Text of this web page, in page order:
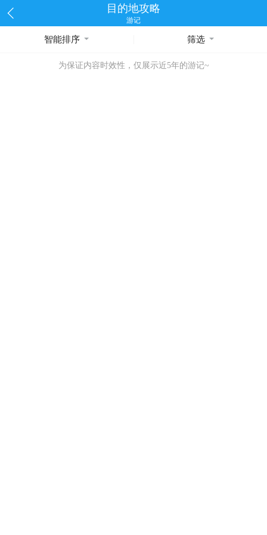
目的地攻略
游记
智能排序 筛选
为保证内容时效性，仅展示近5年的游记~